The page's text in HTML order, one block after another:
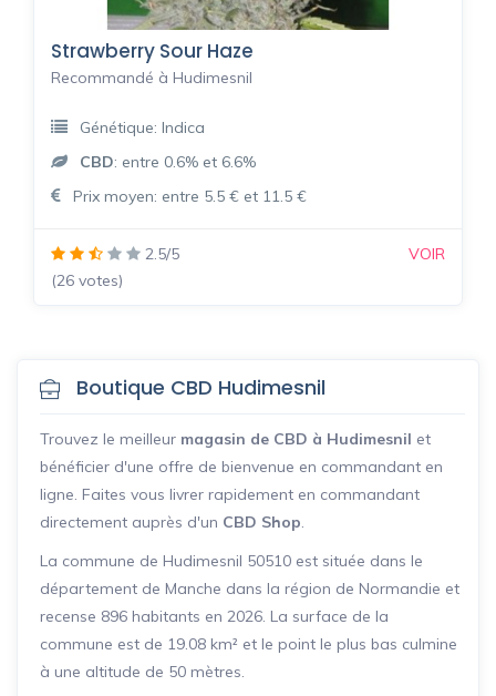
Boutique CBD Hudimesnil
Trouvez le meilleur magasin de CBD à Hudimesnil et
bénéficier d'une offre de bienvenue en commandant en
ligne. Faites vous livrer rapidement en commandant
directement auprès d'un CBD Shop
La commune de Hudimesnil 50510 est située dans le
département de Manche dans la région de Normandie et
recense 896 habitants en 2026. La surface de la
commune est de 19.08 km² et le point le plus bas culmine
à une altitude de 50 mètres.
Strawberry Sour Haze
Recommandé à Hudimesnil
Génétique: Indica
CBD: entre 0.6% et 6.6%
Prix moyen: entre 5.5 € et 11.5 €
2.5/5
(26 votes)
VOIR